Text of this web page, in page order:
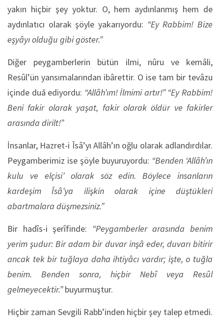
yakın hiçbir şey yoktur. O, hem aydınlanmış hem de
aydınlatıcı olarak şöyle yakarıyordu: “Ey Rabbim! Bize
eşyâyı olduğu gibi göster.”
Diğer peygamberlerin bütün ilmi, nûru ve kemâli,
Resûl’ün yansımalarından ibârettir. O ise tam bir tevâzu
içinde duā ediyordu: “Allâh’ım! İlmimi artır!” “Ey Rabbim!
Beni fakir olarak yaşat, fakir olarak öldür ve fakirler
arasında dirilt!”
İnsanlar, Hazret-i Îsâ’yı Allâh’ın oğlu olarak adlandırdılar.
Peygamberimiz ise şöyle buyuruyordu: “Benden ‘Allâh’ın
kulu ve elçisi’ olarak söz edin. Böylece insanların
kardeşim Îsâ’ya ilişkin olarak içine düştükleri
abartmalara düşmezsiniz.”
Bir hadîs-i şerîfinde: “Peygamberler arasında benim
yerim şudur: Bir adam bir duvar inşâ eder, duvarı bitirir
ancak tek bir tuğlaya daha ihtiyâcı vardır; işte, o tuğla
benim. Benden sonra, hiçbir Nebî veya Resûl
gelmeyecektir.”buyurmuştur.
Hiçbir zaman Sevgili Rabb’inden hiçbir şey talep etmedi.